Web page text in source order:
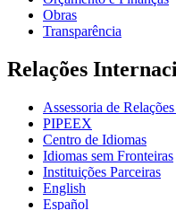
Obras
Transparência
Relações
Assessoria de
PIPEEX
Centro de Idiomas
Idiomas sem Fronteiras
Instituições Parceiras
English
Español